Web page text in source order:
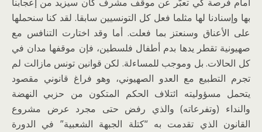
بها وإسنادنا لها مثلما فعل كل التونسيين سابقا. لقد كنا سنحملها
على الأعناق وسنعتز بما فعلت. أما وقد اختارت التنافس مع
صهيونية تقطر يدها بدم أطفال فلسطين، فإن موقفها مدان في
كل الحالات. بل وموجب للمساءلة. لكن قوانين تونس مازالت لم
تجرم التطبيع مع العدو الصهيوني، وهو فراغ قانوني مقصود
يتحمل مسؤوليته ائتلاف الحكم المتكون من حزبي النهضة
والنداء (وتفرعاته) والذي رفض حتى مجرد عرض مشروع
القانون الذي تقدمت به “كتلة الجبهة الشعبية” في الدورة